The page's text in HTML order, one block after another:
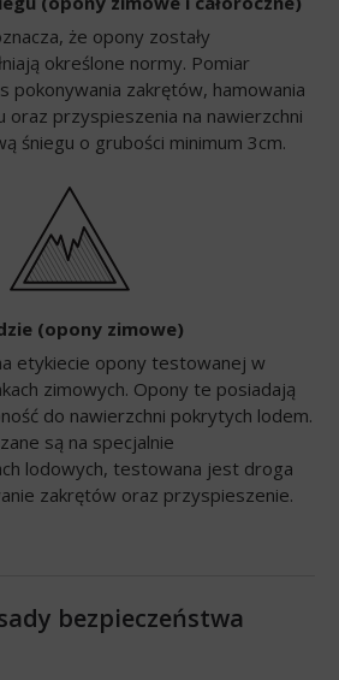
że opony zostały
określone normy. Pomiar
pokonywania zakrętów, hamowania
oraz przyspieszenia na nawierzchni
śniegu o grubości minimum 3cm.
(opony zimowe)
etykiecie opony testowanej w
zimowych. Opony te posiadają
do nawierzchni pokrytych lodem.
są na specjalnie
lodowych, testowana jest droga
zakrętów oraz przyspieszenie.
bezpieczeństwa